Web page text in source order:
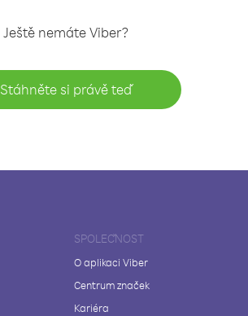
Ještě nemáte Viber?
Stáhněte si právě teď
SPOLEČNOST
O aplikaci Viber
Centrum značek
Kariéra